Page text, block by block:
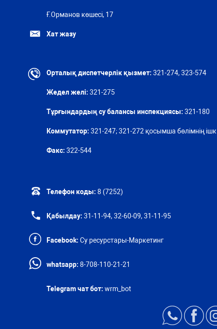
Ғ.Орманов көшесі, 17
Хат жазу
Орталық диспетчерлік қызмет: 321-274, 323-574
Жедел желі: 321-275
Тұрғындардың су балансы инспекциясы: 321-180
Коммутатор: 321-247; 321-272 қосымша бөлімнің ішкі
Факс: 322-544
Телефон коды: 8 (7252)
Қабылдау: 31-11-94, 32-60-09, 31-11-95
Facebook: Су ресурстары-Маркетинг
whatsapp: 8-708-110-21-21
Telegram чат бот: wrm_bot